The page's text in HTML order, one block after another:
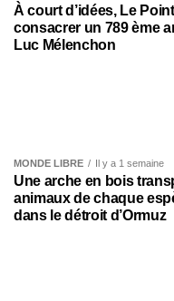
À court d’idées, Le
consacrer un 789 ème
Luc Mélenchon
MONDE LIBRE Il y a 1 semaine
Une arche en bois
animaux de chaque
dans le détroit d’Ormuz